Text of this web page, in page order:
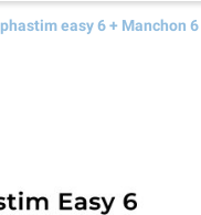
easy 6 + Manchon